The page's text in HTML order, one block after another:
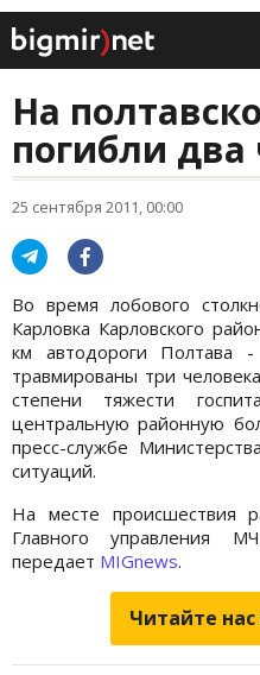
На
погибли два
25 сентября 2011, 00:00
Во время лобового
Карловка Карловского
км автодороги Полтава
травмированы три
степени тяжести
центральную районную
пресс-службе
ситуаций.
На месте происшествия
Главного управления
передает MIGnews.
Читайте